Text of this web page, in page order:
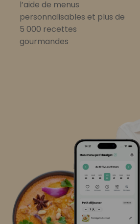
l’aide de menus
personnalisables et plus de
5 000 recettes
gourmandes